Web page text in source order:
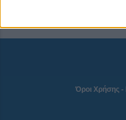
Όροι Χρήσης-